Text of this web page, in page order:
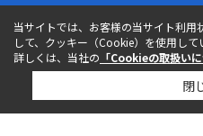
当サイトでは、お客様の当サイト利用
して、クッキー（Cookie）を使用して
詳しくは、当社の 「Cookieの取扱いに
閉